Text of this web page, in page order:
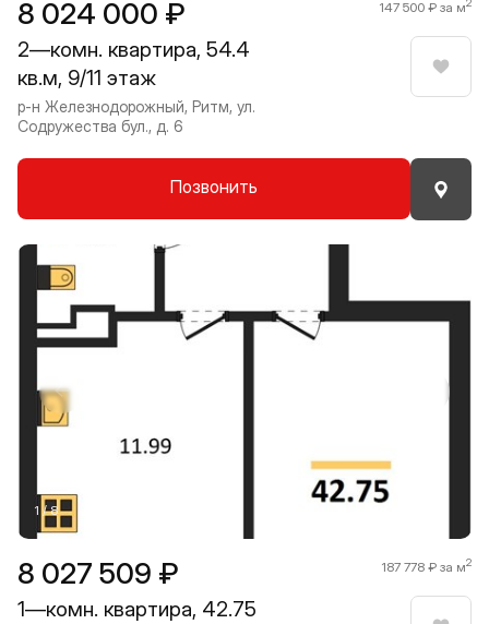
8 024 000 ₽ 147 500 ₽ за м
2—комн. квартира, 54.4
кв.м, 9/11 этаж
р-н Железнодорожный, Ритм, ул.
Содружества бул., д. 6
Позвонить
8 027 509 ₽ 187 778 ₽ за м2
1—комн. квартира, 42.75
1 / 8
Прокрутить влево